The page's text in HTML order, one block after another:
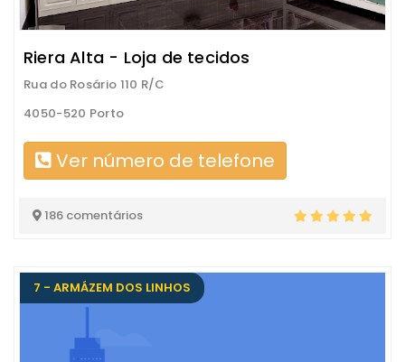
Riera Alta - Loja de tecidos
Rua do Rosário 110 R/C
4050-520 Porto
Ver número de telefone
186 comentários
7 - ARMÁZEM DOS LINHOS